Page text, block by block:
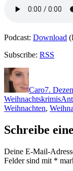
Podcast: Download
Subscribe: RSS
Autor
Caro7.
Weihnachtskrimis
Weihnachten,
Schreibe
Deine E-Mail-
Felder sind mit *